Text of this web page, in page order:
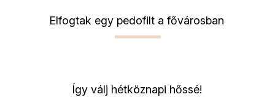
Elfogtak egy pedofilt a fővárosban
Így válj hétköznapi hőssé!